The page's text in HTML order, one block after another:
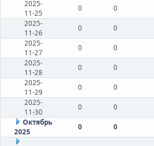
2025-
11-25
0 0
2025-
11-26
0 0
2025-
11-27
0 0
2025-
11-28
0 0
2025-
11-29
0 0
2025-
11-30
0 0
Октябрь
2025
0 0